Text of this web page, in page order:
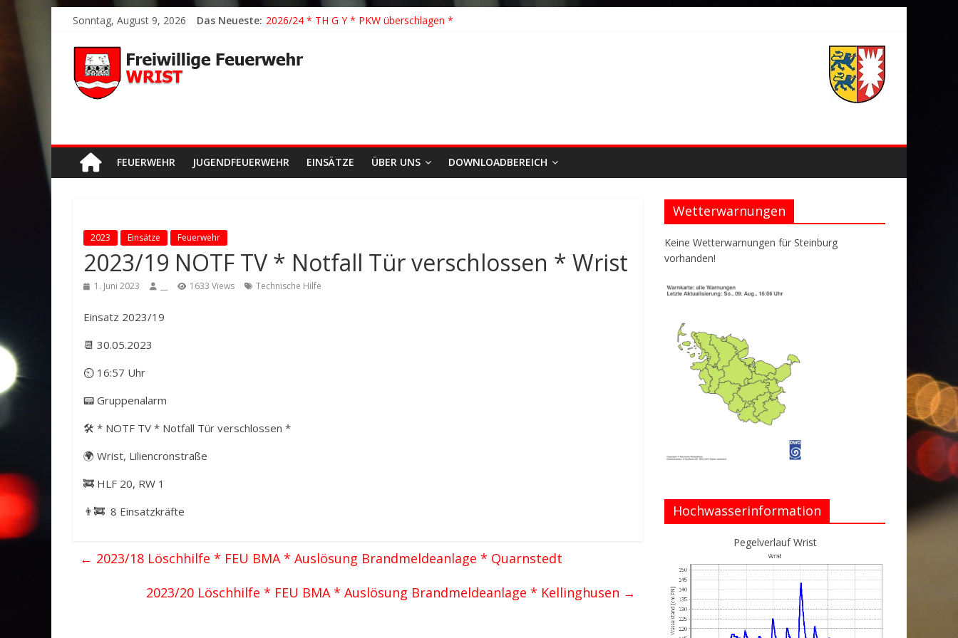
Sonntag, August 9, 2026 Das Neueste:
2026/21 Löschhilfe * FEU WALD * Feuer/Rauchentwicklung * Föhrden-Barl *
2026/24 * TH G Y * PKW überschlagen *
2026/22 TH Y * VU * 1 Person klemmt * Hingstheide
FEUERWEHR JUGENDFEUERWEHR EINSÄTZE ÜBER UNS DOWNLOADBEREICH
2023 Einsätze Feuerwehr
2023/19 NOTF TV * Notfall Tür verschlossen * Wrist
1. Juni 2023 1633 Views Technische Hilfe
Einsatz 2023/19
📆 30.05.2023
⏲ 16:57 Uhr
📟 Gruppenalarm
🛠️ * NOTF TV * Notfall Tür verschlossen *
🌍 Wrist, Liliencronstraße
🚒 HLF 20, RW 1
👨‍🚒 8 Einsatzkräfte
← 2023/18 Löschhilfe * FEU BMA * Auslösung Brandmeldeanlage * Quarnstedt
2023/20 Löschhilfe * FEU BMA * Auslösung Brandmeldeanlage * Kellinghusen →
Wetterwarnungen
Keine Wetterwarnungen für Steinburg
vorhanden!
Hochwasserinformation
Pegelverlauf Wrist